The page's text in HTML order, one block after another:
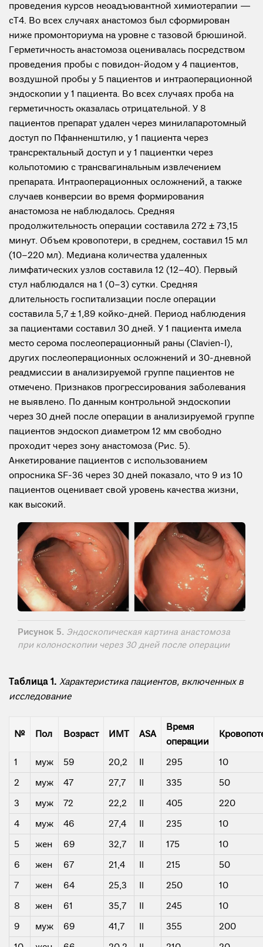
проведения курсов неоадъювантной химиотерапии —
сТ4. Во всех случаях анастомоз был сформирован
ниже промонториума на уровне с тазовой брюшиной.
Герметичность анастомоза оценивалась посредством
проведения пробы с повидон-йодом у 4 пациентов,
воздушной пробы у 5 пациентов и интраоперационной
эндоскопии у 1 пациента. Во всех случаях проба на
герметичность оказалась отрицательной. У 8
пациентов препарат удален через минилапаротомный
доступ по Пфанненштилю, у 1 пациента через
трансректальный доступ и у 1 пациентки через
кольпотомию с трансвагинальным извлечением
препарата. Интраоперационных осложнений, а также
случаев конверсии во время формирования
анастомоза не наблюдалось. Средняя
продолжительность операции составила 272 ± 73,15
минут. Объем кровопотери, в среднем, составил 15 мл
(10–220 мл). Медиана количества удаленных
лимфатических узлов составила 12 (12–40). Первый
стул наблюдался на 1 (0–3) сутки. Средняя
длительность госпитализации после операции
составила 5,7 ± 1,89 койко-дней. Период наблюдения
за пациентами составил 30 дней. У 1 пациента имела
место серома послеоперационный раны (Clavien-I),
других послеоперационных осложнений и 30-дневной
реадмиссии в анализируемой группе пациентов не
отмечено. Признаков прогрессирования заболевания
не выявлено. По данным контрольной эндоскопии
через 30 дней после операции в анализируемой группе
пациентов эндоскоп диаметром 12 мм свободно
проходит через зону анастомоза (Рис. 5).
Анкетирование пациентов с использованием
опросника SF-36 через 30 дней показало, что 9 из 10
пациентов оценивает свой уровень качества жизни,
как высокий.
Рисунок 5. Эндоскопическая картина анастомоза
при колоноскопии через 30 дней после операции
Таблица 1. Характеристика пациентов, включенных в
исследование
№ Пол Возраст ИМТ ASA
Время
операции
1 муж 59 20,2 II 295
10
2
муж 47 27,7 II 335
50
3
муж 72 22,2 II 405
220
4
муж 46 27,4 II 235
10
5
жен 69 32,7 II 175
10
6
жен 67 21,4 II 215
50
7
жен 64 25,3 II 250
10
8
жен 61 35,7 II 245
10
9
муж 69 41,7 II 355
200